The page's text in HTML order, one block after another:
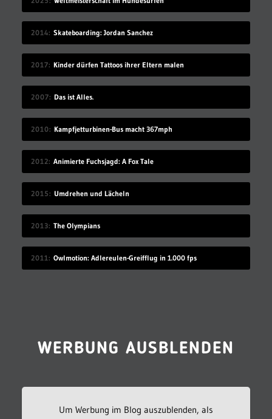
2014 Skateboarding: Jordan Sanchez
2017 Kinder dürfen Tattoos ihrer Eltern malen
2007 Das ist Alles.
2010 Kampfjetturbinen-Bus macht 367mph
2012 Animierte Fuchsjagd: A Fox Tale
2015 Umdrehen und Lächeln
2013 The Olympians
2011 Owlmotion: Adlereulen-Greifflug in 1.000 fps
WERBUNG AUSBLENDEN
Um Werbung im Blog auszublenden, als